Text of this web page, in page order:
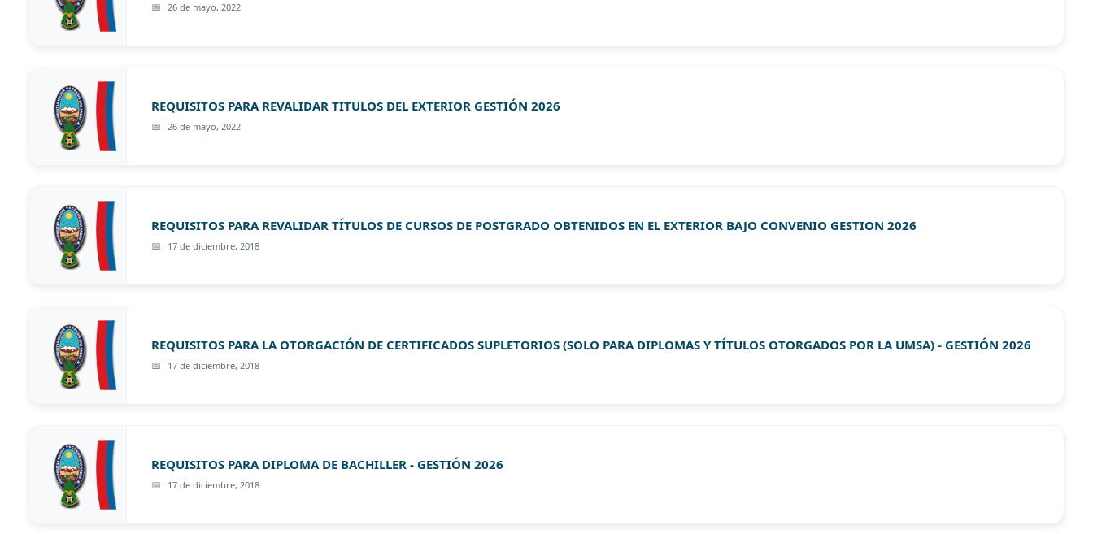
26 de mayo, 2022
REQUISITOS PARA REVALIDAR TITULOS DEL EXTERIOR GESTIÓN 2026
26 de mayo, 2022
REQUISITOS PARA REVALIDAR TÍTULOS DE CURSOS DE POSTGRADO OBTENIDOS EN EL EXTERIOR BAJO CONVENIO GESTION 2026
17 de diciembre, 2018
REQUISITOS PARA LA OTORGACIÓN DE CERTIFICADOS SUPLETORIOS (SOLO PARA DIPLOMAS Y TÍTULOS OTORGADOS POR LA UMSA) - GESTIÓN 2026
17 de diciembre, 2018
REQUISITOS PARA DIPLOMA DE BACHILLER - GESTIÓN 2026
17 de diciembre, 2018